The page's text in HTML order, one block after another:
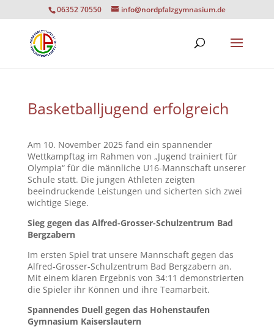
06352 70550 info@nordpfalzgymnasium.de
Basketballjugend erfolgreich
Am 10. November 2025 fand ein spannender
Wettkampftag im Rahmen von „Jugend trainiert für
Olympia“ für die männliche U16-Mannschaft unserer
Schule statt. Die jungen Athleten zeigten
beeindruckende Leistungen und sicherten sich zwei
wichtige Siege.
Sieg gegen das Alfred-Grosser-Schulzentrum Bad
Bergzabern
Im ersten Spiel trat unsere Mannschaft gegen das
Alfred-Grosser-Schulzentrum Bad Bergzabern an.
Mit einem klaren Ergebnis von 34:11 demonstrierten
die Spieler ihr Können und ihre Teamarbeit.
Spannendes Duell gegen das Hohenstaufen
Gymnasium Kaiserslautern